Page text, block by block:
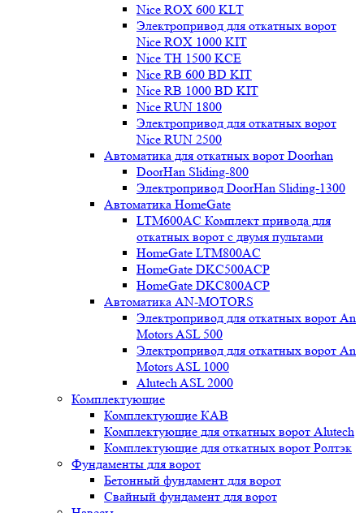
Nice ROX 600 KLT
Электропривод для откатных ворот
Nice ROX 1000 KIT
Nice TH 1500 KCE
Nice RB 600 BD KIT
Nice RB 1000 BD KIT
Nice RUN 1800
Электропривод для откатных ворот
Nice RUN 2500
Автоматика для откатных ворот Doorhan
DoorHan Sliding-800
Электропривод DoorHan Sliding-1300
Автоматика HomeGate
LTM600AC Комплект привода для
откатных ворот с двумя пультами
HomeGate LTM800AC
HomeGate DKC500ACP
HomeGate DKC800ACP
Автоматика AN-MOTORS
Электропривод для откатных ворот An
Motors ASL 500
Электропривод для откатных ворот An
Motors ASL 1000
Alutech ASL 2000
Комплектующие
Комплектующие КАВ
Комплектующие для откатных ворот Alutech
Комплектующие для откатных ворот Ролтэк
Фундаменты для ворот
Бетонный фундамент для ворот
Свайный фундамент для ворот